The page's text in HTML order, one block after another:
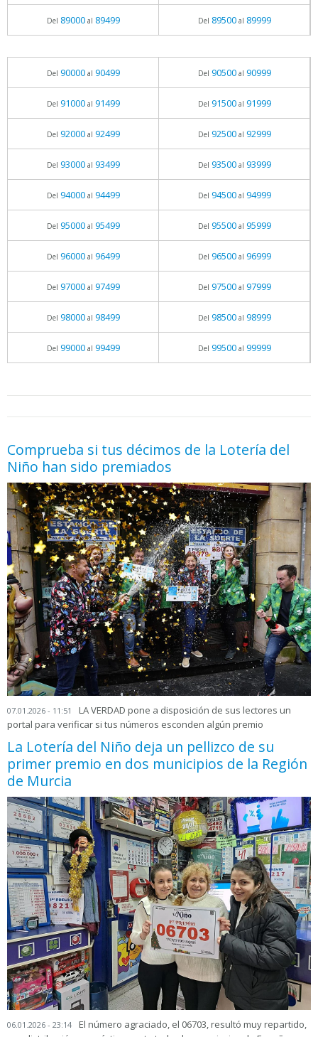
Del 89000al 89499 Del 89500al 89999
Del 90000al 90499 Del 90500al 90999
Del 91000al 91499 Del 91500al 91999
Del 92000al 92499 Del 92500al 92999
Del 93000al 93499 Del 93500al 93999
Del 94000al 94499 Del 94500al 94999
Del 95000al 95499 Del 95500al 95999
Del 96000al 96499 Del 96500al 96999
Del 97000al 97499 Del 97500al 97999
Del 98000al 98499 Del 98500al 98999
Del 99000al 99499 Del 99500al 99999
Comprueba si tus décimos de la Lotería del
Niño han sido premiados
07.01.2026 - 11:51
LA VERDAD pone a disposición de sus lectores un
portal para verificar si tus números esconden algún premio
La Lotería del Niño deja un pellizco de su
primer premio en dos municipios de la Región
de Murcia
06.01.2026 - 23:14
El número agraciado, el 06703, resultó muy repartido,